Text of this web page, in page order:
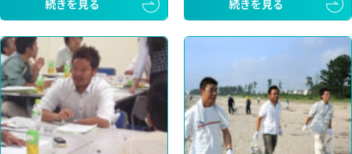
続きを見る
続きを見る